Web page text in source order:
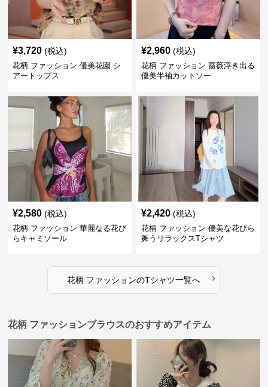
¥3,720 (税込)
花柄 ファッション 優美花園 シ
アートップス
¥2,960 (税込)
花柄 ファッション 薔薇浮き出る
優美半袖カットソー
¥2,580 (税込)
花柄 ファッション 華麗なる花び
らキャミソール
¥2,420 (税込)
花柄 ファッション 優美な花びら
舞うリラックスTシャツ
花柄 ファッションのTシャツ一覧へ ›
花柄 ファッションブラウスのおすすめアイテム